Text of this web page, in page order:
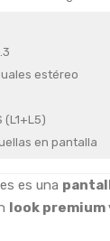
estéreo
(L1+L5)
en pantalla
es una
look premium